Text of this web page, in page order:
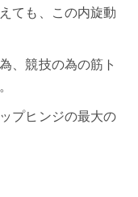
ても、この内旋動
、競技の為の筋ト
プヒンジの最大の